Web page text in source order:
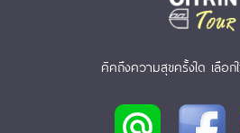
คิคถึงความสุขครั้งใด เลือ